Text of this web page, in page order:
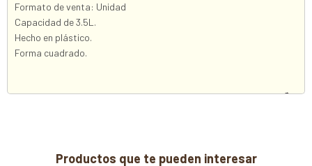
Formato de venta: Unidad
Capacidad de 3.5L.
Hecho en plástico.
Forma cuadrado.
Productos que te pueden interesar